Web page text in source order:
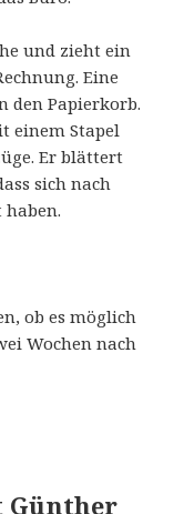
und zieht ein
Eine
den Papierkorb.
einem Stapel
Er blättert
sich nach
haben.
ob es möglich
Wochen nach
Günther